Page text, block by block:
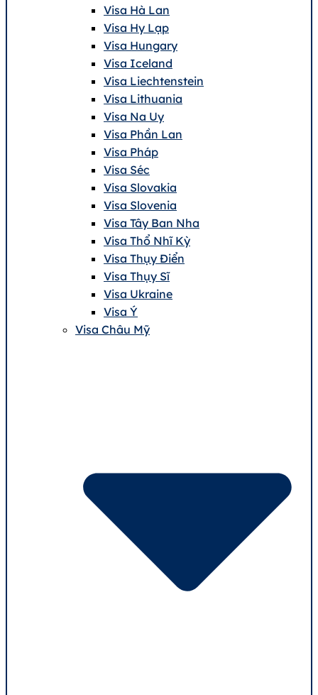
Visa Hà Lan
Visa Hy Lạp
Visa Hungary
Visa Iceland
Visa Liechtenstein
Visa Lithuania
Visa Na Uy
Visa Phần Lan
Visa Pháp
Visa Séc
Visa Slovakia
Visa Slovenia
Visa Tây Ban Nha
Visa Thổ Nhĩ Kỳ
Visa Thụy Điển
Visa Thụy Sĩ
Visa Ukraine
Visa Ý
Visa Châu Mỹ